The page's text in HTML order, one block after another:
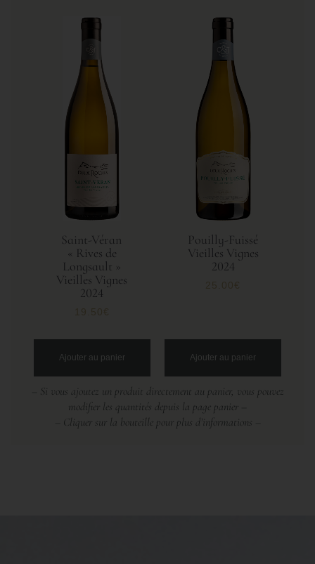
Saint-Véran
« Rives de
Longsault »
Vieilles Vignes
2024
Ajouter au panier
Pouilly-Fuissé
Vieilles Vignes
2024
Ajouter au panier
– Si vous ajoutez un produit directement au panier, vous pouvez
modifier les quantités depuis la page panier –
– Cliquer sur la bouteille pour plus d’informations –